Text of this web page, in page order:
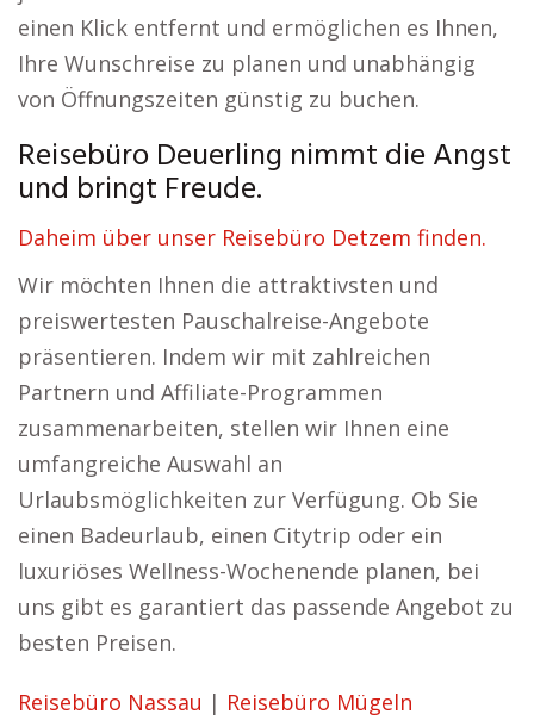
einen Klick entfernt und ermöglichen es Ihnen,
Ihre Wunschreise zu planen und unabhängig
von Öffnungszeiten günstig zu buchen.
Reisebüro Deuerling nimmt die Angst
und bringt Freude.
Daheim über unser Reisebüro Detzem finden.
Wir möchten Ihnen die attraktivsten und
preiswertesten Pauschalreise-Angebote
präsentieren. Indem wir mit zahlreichen
Partnern und Affiliate-Programmen
zusammenarbeiten, stellen wir Ihnen eine
umfangreiche Auswahl an
Urlaubsmöglichkeiten zur Verfügung. Ob Sie
einen Badeurlaub, einen Citytrip oder ein
luxuriöses Wellness-Wochenende planen, bei
uns gibt es garantiert das passende Angebot zu
besten Preisen.
Reisebüro Nassau | Reisebüro Mügeln